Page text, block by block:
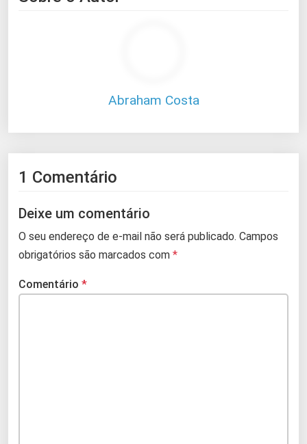
Abraham Costa
1 Comentário
Deixe um comentário
O seu endereço de e-mail não será publicado. Campos
obrigatórios são marcados com *
Comentário *